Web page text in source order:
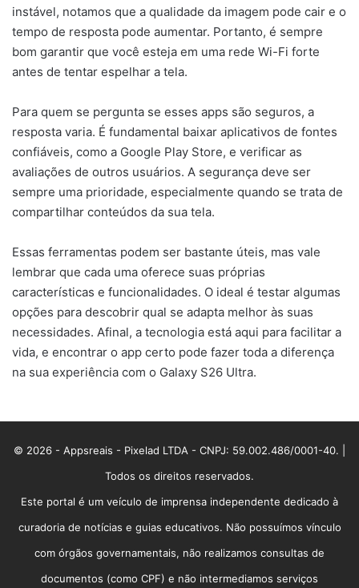
instável, notamos que a qualidade da imagem pode cair e o
tempo de resposta pode aumentar. Portanto, é sempre
bom garantir que você esteja em uma rede Wi-Fi forte
antes de tentar espelhar a tela.
Para quem se pergunta se esses apps são seguros, a
resposta varia. É fundamental baixar aplicativos de fontes
confiáveis, como a Google Play Store, e verificar as
avaliações de outros usuários. A segurança deve ser
sempre uma prioridade, especialmente quando se trata de
compartilhar conteúdos da sua tela.
Essas ferramentas podem ser bastante úteis, mas vale
lembrar que cada uma oferece suas próprias
características e funcionalidades. O ideal é testar algumas
opções para descobrir qual se adapta melhor às suas
necessidades. Afinal, a tecnologia está aqui para facilitar a
vida, e encontrar o app certo pode fazer toda a diferença
na sua experiência com o Galaxy S26 Ultra.
© 2026 - Appsreais - Pixelad LTDA - CNPJ: 59.002.486/0001-40. |
Todos os direitos reservados.
Este portal é um veículo de imprensa independente dedicado à
curadoria de notícias e guias educativos. Não possuímos vínculo
com órgãos governamentais, não realizamos consultas de
documentos (como CPF) e não intermediamos serviços